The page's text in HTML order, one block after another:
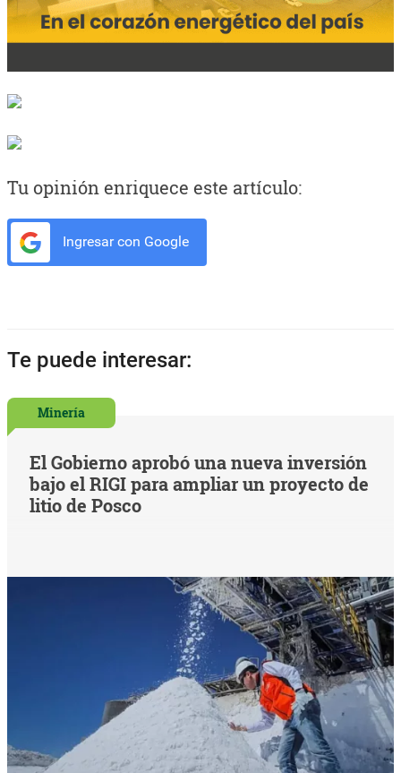
Tu opinión enriquece este artículo:
Ingresar con Google
Te puede interesar:
Minería
El Gobierno aprobó una nueva inversión
bajo el RIGI para ampliar un proyecto de
litio de Posco